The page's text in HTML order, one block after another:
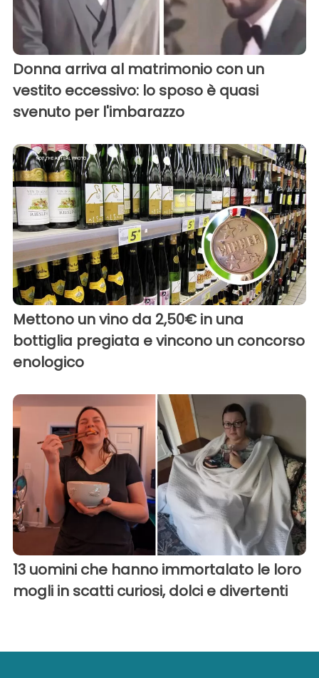
Donna arriva al matrimonio con un
vestito eccessivo: lo sposo è quasi
svenuto per l'imbarazzo
Mettono un vino da 2,50€ in una
bottiglia pregiata e vincono un concorso
enologico
13 uomini che hanno immortalato le loro
mogli in scatti curiosi, dolci e divertenti